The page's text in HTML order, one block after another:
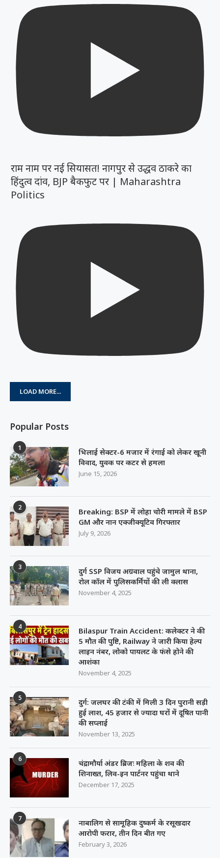
राम नाम पर नई सियासत! नागपुर से उद्धव ठाकरे का
हिंदुत्व दांव, BJP बैकफुट पर | Maharashtra
Politics
LOAD MORE...
Popular Posts
1
भिलाई सेक्टर-6 मजार में रंगाई को लेकर खूनी
विवाद, युवक पर कटर से हमला
June 15, 2026
2
Breaking: BSP में लोहा चोरी मामले में BSP
GM और नान एक्जीक्यूटिव गिरफ्तार
July 9, 2026
3
दुर्ग SSP विजय अग्रवाल पहुंचे जामुल थाना,
रोल कॉल में पुलिसकर्मियों की ली क्लास
November 4, 2025
4
Bilaspur Train Accident: कलेक्टर ने की
5 मौत की पुष्टि, Railway ने जारी किया हेल्प
लाइन नंबर, लोको पायलट के फंसे होने की
आशंका
November 4, 2025
5
दुर्ग: जलघर की टंकी में मिली 3 दिन पुरानी सड़ी
हुई लाश, 45 हजार से ज्यादा घरों में दूषित पानी
की सप्लाई
November 13, 2025
6
चंद्रामौर्या अंडर ब्रिजः महिला के शव की
शिनाख्त, लिव-इन पार्टनर पहुंचा थाने
December 17, 2025
7
नाबालिग से सामूहिक दुष्कर्म के रसूखदार
आरोपी फरार, तीन दिन बीत गए
February 3, 2026